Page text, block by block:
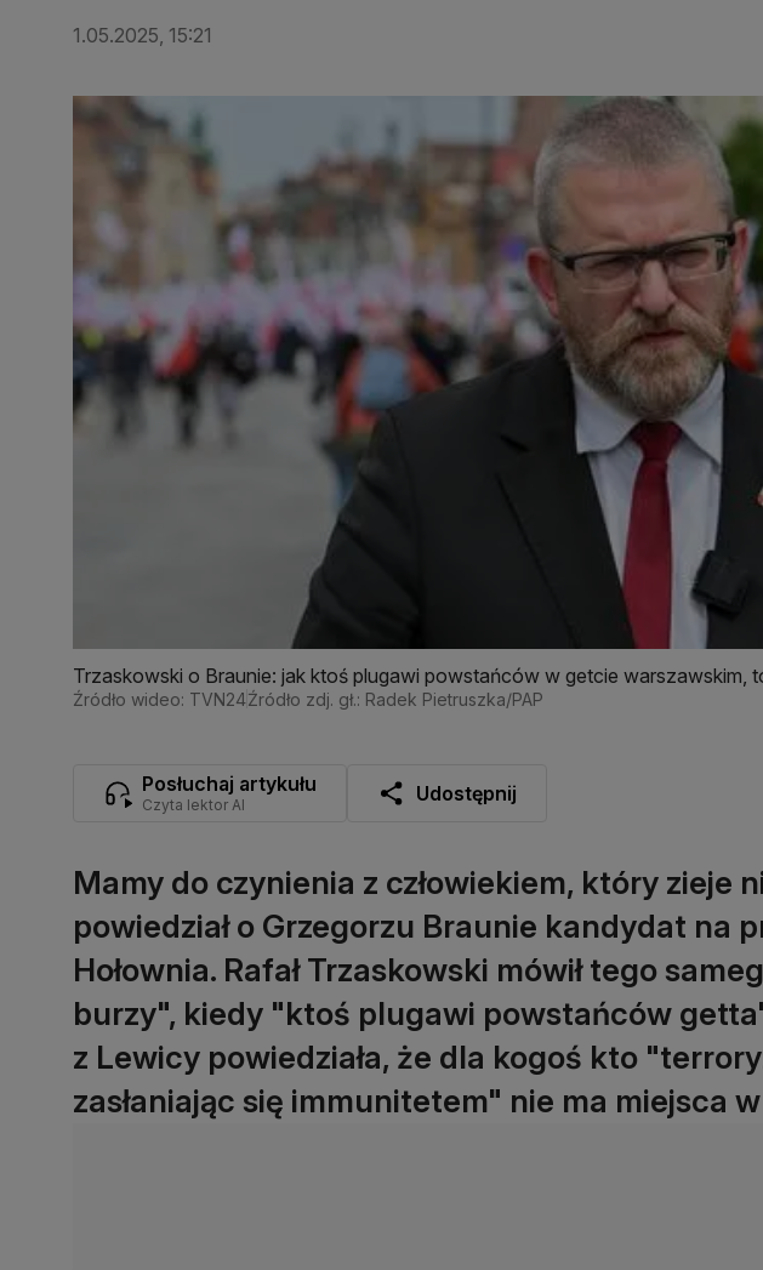
1.05.2025, 15:21
Trzaskowski o Braunie: jak ktoś plugawi powstańców w getcie warszawskim,
Źródło wideo: TVN24Źródło zdj. gł.: Radek Pietruszka/PAP
Posłuchaj artykułu
Czyta lektor AI Udostępnij
Mamy do czynienia z człowiekiem, który zieje
powiedział o Grzegorzu Braunie kandydat na
Hołownia. Rafał Trzaskowski mówił tego
burzy", kiedy "ktoś plugawi powstańców
z Lewicy powiedziała, że dla kogoś kto
zasłaniając się immunitetem" nie ma miejsca